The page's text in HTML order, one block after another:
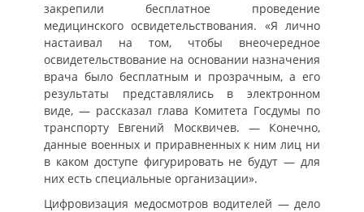
закрепили бесплатное проведение
медицинского освидетельствования. «Я лично
настаивал на том, чтобы внеочередное
освидетельствование на основании назначения
врача было бесплатным и прозрачным, а его
результаты представлялись в электронном
виде, — рассказал глава Комитета Госдумы по
транспорту Евгений Москвичев. — Конечно,
данные военных и приравненных к ним лиц ни
в каком доступе фигурировать не будут — для
них есть специальные организации».
Цифровизация медосмотров водителей — дело